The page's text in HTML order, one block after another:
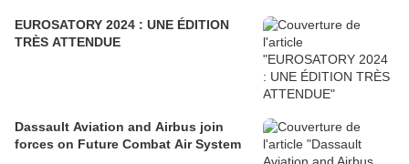
EUROSATORY 2024 : UNE ÉDITION
TRÈS ATTENDUE
Dassault Aviation and Airbus join
forces on Future Combat Air System